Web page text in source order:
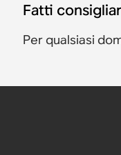
Fatti
Per qualsiasi